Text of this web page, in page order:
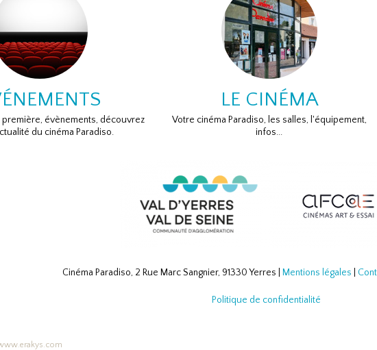
première, évènements, découvrez
du cinéma Paradiso.
LE CINÉMA
Votre cinéma Paradiso, les salles, l'équipement,
infos...
Cinéma Paradiso, 2 Rue Marc Sangnier, 91330 Yerres | Mentions légales
Politique de confidentialité